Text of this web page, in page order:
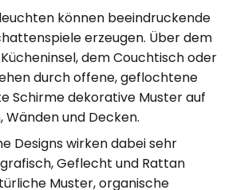
können beeindruckende
erzeugen. Über dem
dem Couchtisch oder
durch offene, geflochtene
Schirme dekorative Muster auf
Wänden und Decken.
Designs wirken dabei sehr
Geflecht und Rattan
Muster, organische